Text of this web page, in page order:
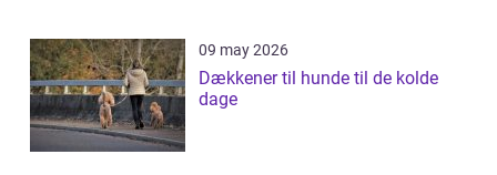
09 may 2026
Dækkener til hunde til de kolde
dage